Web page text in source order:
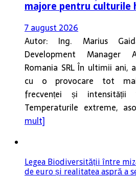
majore pentru culturile
7 august 2026
Autor: Ing. Marius
Development Manager
Romania SRL În ultimii ani,
cu o provocare tot mai
frecvenței și intensității
Temperaturile extreme,
mult]
Legea Biodiversității între
de euro și realitatea aspră a